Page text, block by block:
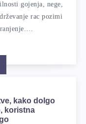
gojenja, nege,
rac pozimi
kako dolgo
koristna